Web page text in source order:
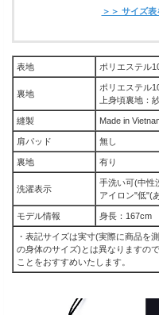
＞＞ サイズ
表地 ポリエステル
裏地
ポリエステル
上身頃裏地：
縫製 Made in
肩パッド 無し
裏地 有り
洗濯表示
手洗い可(中性
アイロン"低"(
モデル情報 身長：167cm
・表記サイズは実寸(実際に商品を
の身体のサイズ)とは異なりますの
ことをおすすめいたします。